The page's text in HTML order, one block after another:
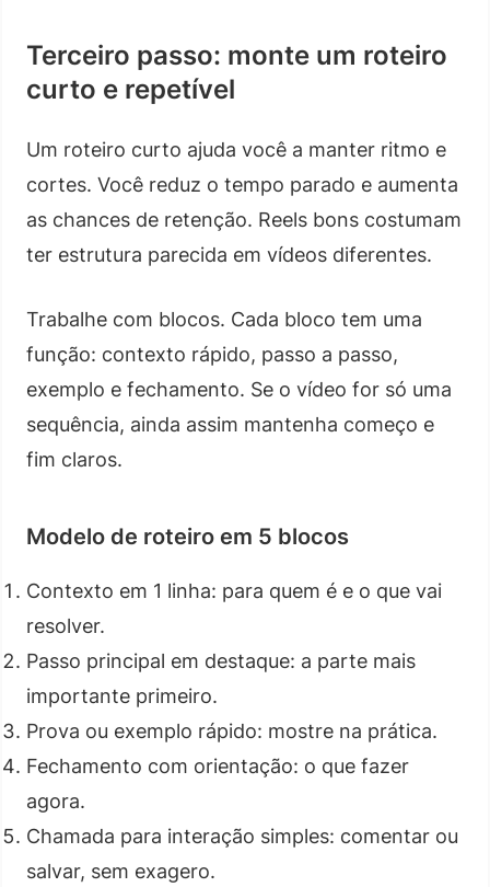
Terceiro passo: monte um roteiro
curto e repetível
Um roteiro curto ajuda você a manter ritmo e
cortes. Você reduz o tempo parado e aumenta
as chances de retenção. Reels bons costumam
ter estrutura parecida em vídeos diferentes.
Trabalhe com blocos. Cada bloco tem uma
função: contexto rápido, passo a passo,
exemplo e fechamento. Se o vídeo for só uma
sequência, ainda assim mantenha começo e
fim claros.
Modelo de roteiro em 5 blocos
Contexto em 1 linha: para quem é e o que vai
resolver.
Passo principal em destaque: a parte mais
importante primeiro.
Prova ou exemplo rápido: mostre na prática.
Fechamento com orientação: o que fazer
agora.
Chamada para interação simples: comentar ou
salvar, sem exagero.